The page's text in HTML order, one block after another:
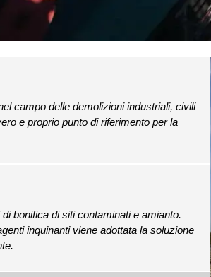
campo delle demolizioni industriali, civili
e proprio punto di riferimento per la
bonifica di siti contaminati e amianto.
inquinanti viene adottata la soluzione